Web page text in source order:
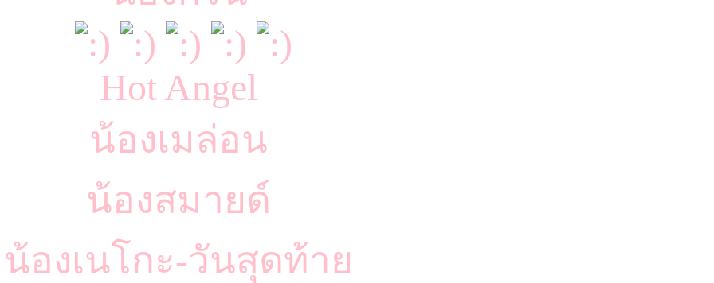
Hot Angel
น้องเมล่อน
น้องสมายด์
น้องเนโกะ-วันสุดท้าย